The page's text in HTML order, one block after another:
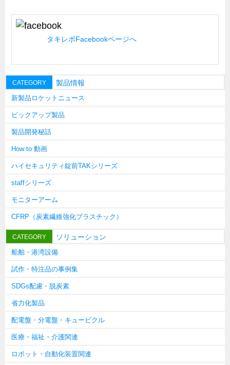
瀧源点回帰
ちょっとユニークなお客様
ビジサスニュース
ECOLOGY NEWS SCRAMBLE
わが街わが支店
支店所在地（歴史探訪）
ニッポン再発見
あれこれWATCH
こんなとき、どう言うの?
４コマ漫画 のんきなのんちゃん
CATEGORY タキゲンinfo.
お知らせ
展示会情報／出展告知
展示会情報／報告レポート
工場見学
海外出張
社外セミナー
タキゲンの歴史
110周年企画
タキレポFacebookページへ
CATEGORY 製品情報
新製品ロケットニュース
ピックアップ製品
製品開発秘話
How to 動画
ハイセキュリティ錠前TAKシリーズ
staffシリーズ
モニターアーム
CFRP（炭素繊維強化プラスチック）
CATEGORY ソリューション
船舶・港湾設備
試作・特注品の事例集
SDGs配慮・脱炭素
省力化製品
配電盤・分電盤・キュービクル
医療・福祉・介護関連
ロボット・自動化装置関連